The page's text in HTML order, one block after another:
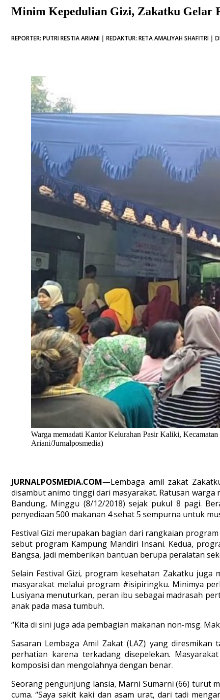
Minim Kepedulian Gizi, Zakatku Gelar
REPORTER: PUTRI RESTIA ARIANI | REDAKTUR: RETA AMALIYAH SHAFITRI |
Warga memadati Kantor Kelurahan Pasir Kaliki,
Ariani/Jurnalposmedia)
JURNALPOSMEDIA.COM—Lembaga amil zakat
disambut animo tinggi dari masyarakat. Ratusan warga
Bandung, Minggu (8/12/2018) sejak pukul 8 pagi.
penyediaan 500 makanan 4 sehat 5 sempurna untuk
Festival Gizi merupakan bagian dari rangkaian
sebut program Kampung Mandiri Insani. Kedua,
Bangsa, jadi memberikan bantuan berupa peralatan
Selain Festival Gizi, program kesehatan Zakatku
masyarakat melalui program #isipiringku. Minimya
Lusiyana menuturkan, peran ibu sebagai madrasah
anak pada masa tumbuh.
“Kita di sini juga ada pembagian makanan non-msg.
Sasaran Lembaga Amil Zakat (LAZ) yang
perhatian karena terkadang disepelekan.
komposisi dan mengolahnya dengan benar.
Seorang pengunjung lansia, Marni Sumarni (66) turut
cuma. “Saya sakit kaki dan asam urat, dari tadi